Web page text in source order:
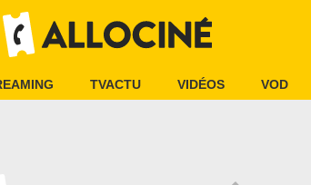
TVACTU VIDÉOS VOD